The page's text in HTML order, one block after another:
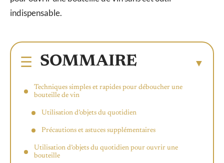
indispensable.
SOMMAIRE
Techniques simples et rapides pour déboucher une
bouteille de vin
Utilisation d’objets du quotidien
Précautions et astuces supplémentaires
Utilisation d’objets du quotidien pour ouvrir une
bouteille